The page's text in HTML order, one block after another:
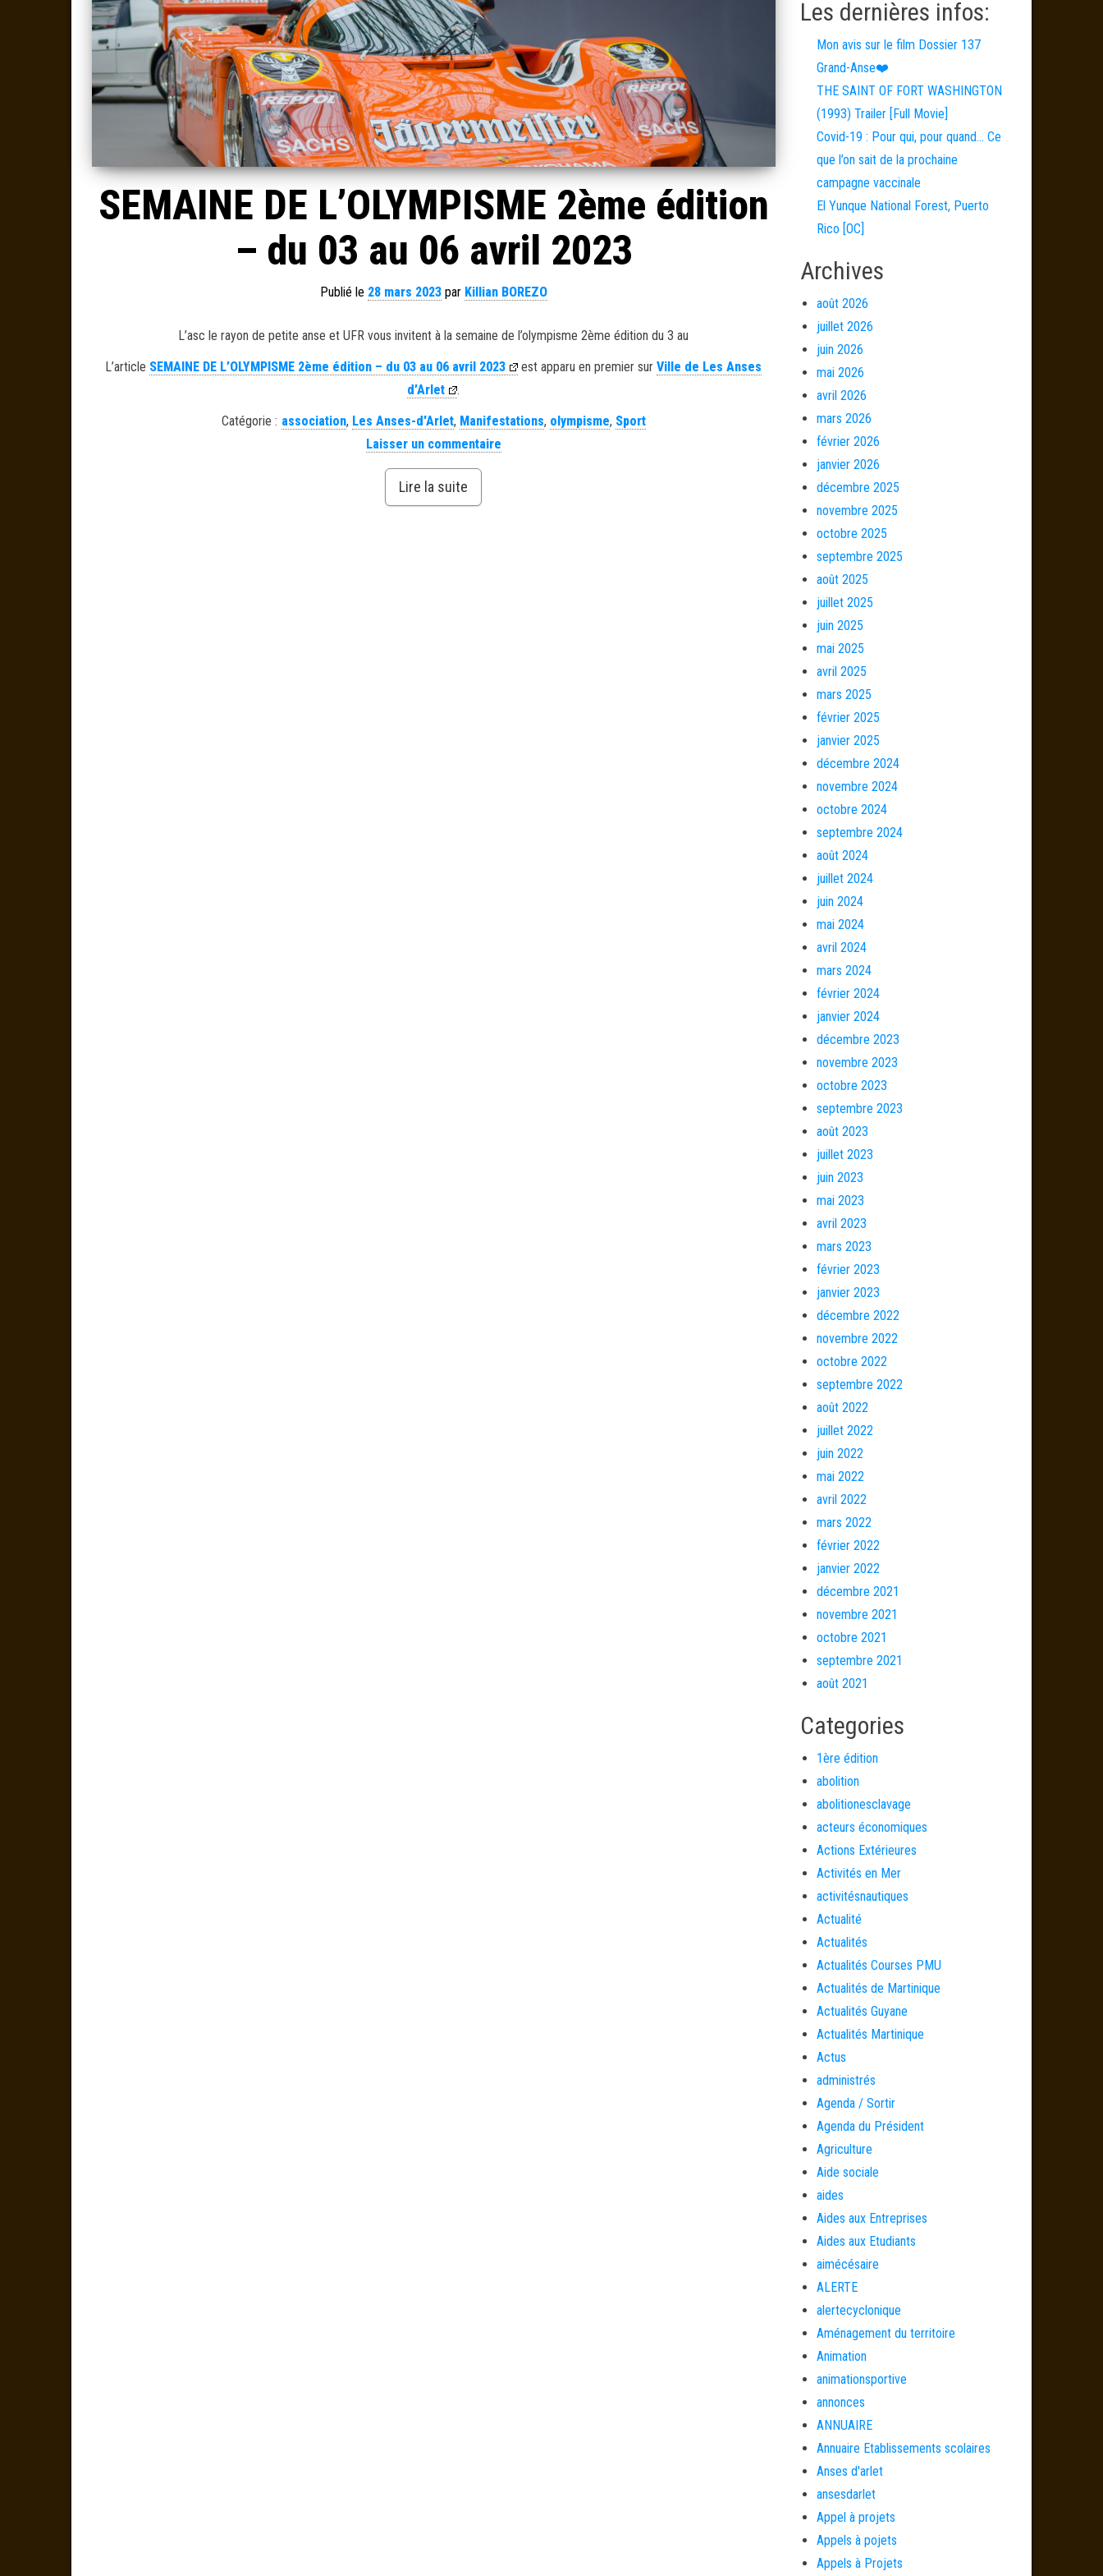
SEMAINE DE L’OLYMPISME 2ème édition
– du 03 au 06 avril 2023
Publié le 28 mars 2023par Killian BOREZO
L’asc le rayon de petite anse et UFR vous invitent à la semaine de l’olympisme 2ème édition du 3 au
L’article SEMAINE DE L’OLYMPISME 2ème édition – du 03 au 06 avril 2023 est apparu en premier surVille de Les Anses
d’Arlet
.
Catégorie : association, Les Anses-d'Arlet, Manifestations, olympisme, Sport
Laisser un commentaire
Lire la suite
Les dernières infos:
Mon avis sur le film Dossier 137
Grand-Anse❤️
THE SAINT OF FORT WASHINGTON
(1993) Trailer [Full Movie]
Covid-19 : Pour qui, pour quand… Ce
que l’on sait de la prochaine
campagne vaccinale
El Yunque National Forest, Puerto
Rico [OC]
Archives
août 2026
juillet 2026
juin 2026
mai 2026
avril 2026
mars 2026
février 2026
janvier 2026
décembre 2025
novembre 2025
octobre 2025
septembre 2025
août 2025
juillet 2025
juin 2025
mai 2025
avril 2025
mars 2025
février 2025
janvier 2025
décembre 2024
novembre 2024
octobre 2024
septembre 2024
août 2024
juillet 2024
juin 2024
mai 2024
avril 2024
mars 2024
février 2024
janvier 2024
décembre 2023
novembre 2023
octobre 2023
septembre 2023
août 2023
juillet 2023
juin 2023
mai 2023
avril 2023
mars 2023
février 2023
janvier 2023
décembre 2022
novembre 2022
octobre 2022
septembre 2022
août 2022
juillet 2022
juin 2022
mai 2022
avril 2022
mars 2022
février 2022
janvier 2022
décembre 2021
novembre 2021
octobre 2021
septembre 2021
août 2021
Categories
1ère édition
abolition
abolitionesclavage
acteurs économiques
Actions Extérieures
Activités en Mer
activitésnautiques
Actualité
Actualités
Actualités Courses PMU
Actualités de Martinique
Actualités Guyane
Actualités Martinique
Actus
administrés
Agenda / Sortir
Agenda du Président
Agriculture
Aide sociale
aides
Aides aux Entreprises
Aides aux Etudiants
aimécésaire
ALERTE
alertecyclonique
Aménagement du territoire
Animation
animationsportive
annonces
ANNUAIRE
Annuaire Etablissements scolaires
Anses d'arlet
ansesdarlet
Appel à projets
Appels à pojets
Appels à Projets